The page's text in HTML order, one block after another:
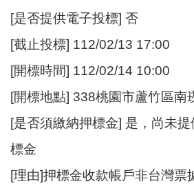
[是否提供電子投標] 否
[截止投標] 112/02/13 17:00
[開標時間] 112/02/14 10:00
[開標地點] 338桃園市蘆竹區南
[是否須繳納押標金] 是，尚未
標金
[理由]押標金收款帳戶非台灣票